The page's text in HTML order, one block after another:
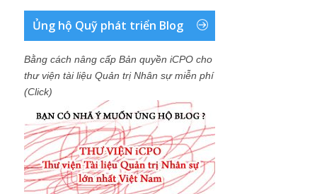
Ủng hộ Quỹ phát triển Blog
Bằng cách nâng cấp Bản quyền iCPO cho
thư viện tài liệu Quản trị Nhân sự miễn phí
(Click)